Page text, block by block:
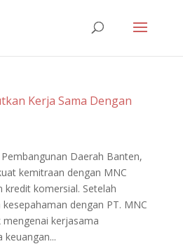
Kerja Sama Dengan
Pembangunan Daerah Banten,
kemitraan dengan MNC
kredit komersial. Setelah
dengan PT. MNC
kerjasama
keuangan...